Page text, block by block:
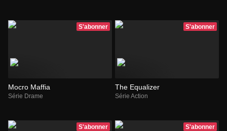
S'abonner
Mocro Maffia
Série Drame
S'abonner
The Equalizer
Série Action
S'abonner S'abonner